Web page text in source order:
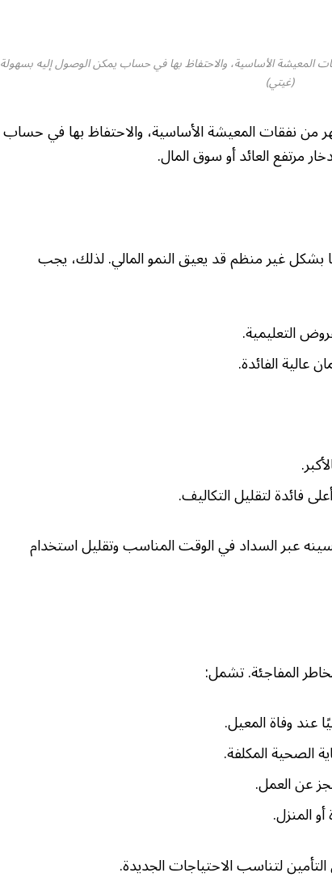
ما يعادل 3 إلى 6 أشهر من نفقات المعيشة الأساسية، والاحتفاظ بها في حساب يمكن الوصول إليه بسهولة
(غيتي)
بتوفير ما يعادل 3 إلى 6 أشهر من نفقات المعيشة الأساسية، والاحتفاظ بها في حساب
مرتفع العائد أو سوق المال.
بشكل غير منظم قد يعيق النمو المالي. لذلك، يجب
التعليمية.
عالية الفائدة.
فائدة لتقليل التكاليف.
عبر السداد في الوقت المناسب وتقليل استخدام
المفاجئة. تشمل:
عند وفاة المعيل.
الصحية المكلفة.
عن العمل.
المنزل.
لتناسب الاحتياجات الجديدة.